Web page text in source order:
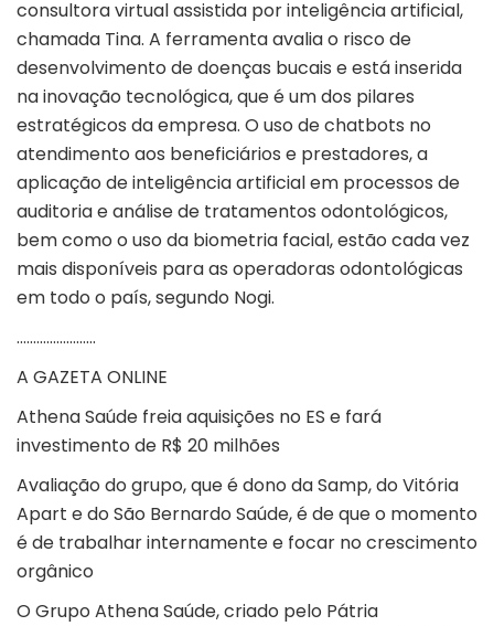
consultora virtual assistida por inteligência artificial,
chamada Tina. A ferramenta avalia o risco de
desenvolvimento de doenças bucais e está inserida
na inovação tecnológica, que é um dos pilares
estratégicos da empresa. O uso de chatbots no
atendimento aos beneficiários e prestadores, a
aplicação de inteligência artificial em processos de
auditoria e análise de tratamentos odontológicos,
bem como o uso da biometria facial, estão cada vez
mais disponíveis para as operadoras odontológicas
em todo o país, segundo Nogi.
……………………
A GAZETA ONLINE
Athena Saúde freia aquisições no ES e fará
investimento de R$ 20 milhões
Avaliação do grupo, que é dono da Samp, do Vitória
Apart e do São Bernardo Saúde, é de que o momento
é de trabalhar internamente e focar no crescimento
orgânico
O Grupo Athena Saúde, criado pelo Pátria